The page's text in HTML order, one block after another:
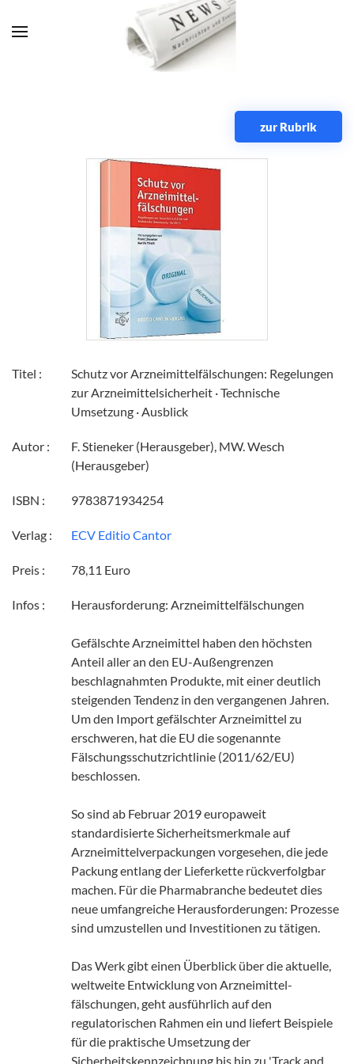
Zum Hauptinhalt springen
zur Rubrik
Titel :
Schutz vor Arzneimittelfälschungen: Regelungen
zur Arzneimittelsicherheit · Technische
Umsetzung · Ausblick
Autor :
F. Stieneker (Herausgeber), MW. Wesch
(Herausgeber)
ISBN : 9783871934254
Verlag : ECV Editio Cantor
Preis : 78,11 Euro
Infos : Herausforderung: Arzneimittelfälschungen
Gefälschte Arzneimittel haben den höchsten
Anteil aller an den EU-Außengrenzen
beschlagnahmten Produkte, mit einer deutlich
steigenden Tendenz in den vergangenen Jahren.
Um den Import gefälschter Arzneimittel zu
erschweren, hat die EU die sogenannte
Fälschungsschutzrichtlinie (2011/62/EU)
beschlossen.
So sind ab Februar 2019 europaweit
standardisierte Sicherheitsmerkmale auf
Arzneimittelverpackungen vorgesehen, die jede
Packung entlang der Lieferkette rückverfolgbar
machen. Für die Pharmabranche bedeutet dies
neue umfangreiche Herausforderungen: Prozesse
sind umzustellen und Investitionen zu tätigen.
Das Werk gibt einen Überblick über die aktuelle,
weltweite Entwicklung von Arzneimittel-
fälschungen, geht ausführlich auf den
regulatorischen Rahmen ein und liefert Beispiele
für die praktische Umsetzung der
Sicherheitskennzeichnung bis hin zu 'Track and